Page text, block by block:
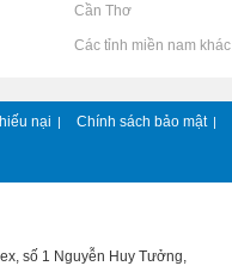
Rao vặt tại Cần Thơ
Rao vặt tại Các tỉnh miền nam khác
nại | Chính sách bảo mật |
số 1 Nguyễn Huy Tưởng,